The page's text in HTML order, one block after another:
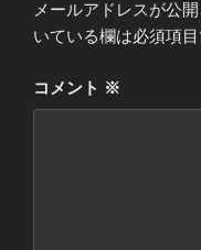
メールアドレスが公
いている欄は必須項
コメント ※